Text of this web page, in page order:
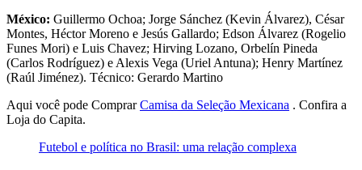
México: Guillermo Ochoa; Jorge Sánchez (Kevin Álvarez), César
Montes, Héctor Moreno e Jesús Gallardo; Edson Álvarez (Rogelio
Funes Mori) e Luis Chavez; Hirving Lozano, Orbelín Pineda
(Carlos Rodríguez) e Alexis Vega (Uriel Antuna); Henry Martínez
(Raúl Jiménez). Técnico: Gerardo Martino
Aqui você pode ComprarCamisa da Seleção Mexicana . Confira a
Loja do Capita.
Futebol e política no Brasil: uma relação complexa